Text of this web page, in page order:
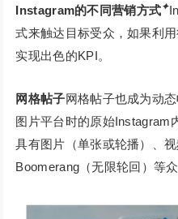
Instagram的不同营销方式✦
式来触达目标受众，如果利
实现出色的KPI。
网格帖子网格帖子也成为动
图片平台时的原始Instagram
具有图片（单张或轮播）、
Boomerang（无限轮回）等众